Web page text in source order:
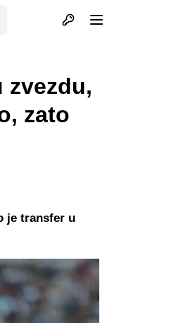
Otvori profil
zvezdu,
zato
je transfer u